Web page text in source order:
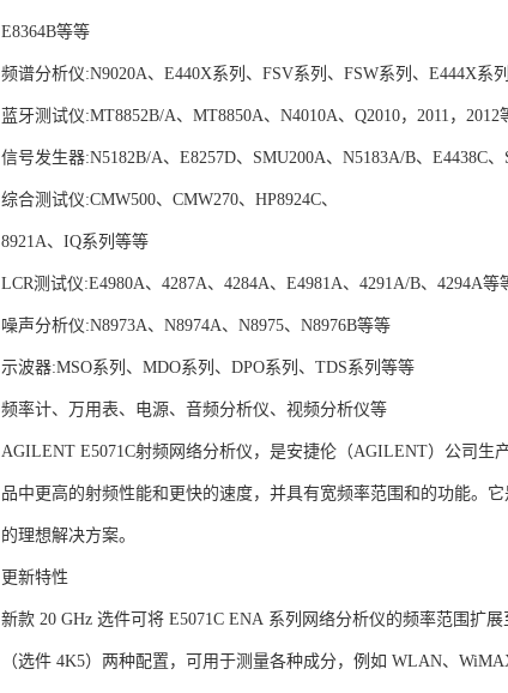
E8364B等等
频谱分析仪:N9020A、E440X系列、FSV系列、FSW系列、E444X系
蓝牙测试仪:MT8852B/A、MT8850A、N4010A、Q2010，2011，2012
信号发生器:N5182B/A、E8257D、SMU200A、N5183A/B、E4438C
综合测试仪:CMW500、CMW270、HP8924C、
8921A、IQ系列等等
LCR测试仪:E4980A、4287A、4284A、E4981A、4291A/B、4294A等
噪声分析仪:N8973A、N8974A、N8975、N8976B等等
示波器:MSO系列、MDO系列、DPO系列、TDS系列等等
频率计、万用表、电源、音频分析仪、视频分析仪等
AGILENT E5071C射频网络分析仪，是安捷伦（AGILENT）公司生
品中更高的射频性能和更快的速度，并具有宽频率范围和的功能。
的理想解决方案。
更新特性
新款 20 GHz 选件可将 E5071C ENA 系列网络分析仪的频率范围扩
（选件 4K5）两种配置，可用于测量各种成分，例如 WLAN、